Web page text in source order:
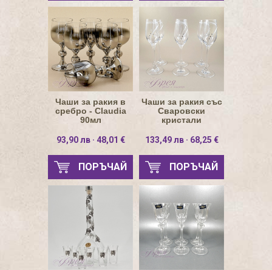
Чаши за ракия в
сребро - Claudia
90мл
93,90 лв · 48,01 €
ПОРЪЧАЙ
Чаши за ракия със
Сваровски
кристали
133,49 лв · 68,25 €
ПОРЪЧАЙ